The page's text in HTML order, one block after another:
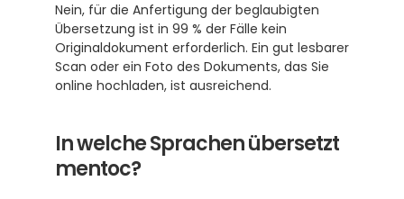
Nein, für die Anfertigung der beglaubigten
Übersetzung ist in 99 % der Fälle kein
Originaldokument erforderlich. Ein gut lesbarer
Scan oder ein Foto des Dokuments, das Sie
online hochladen, ist ausreichend.
In welche Sprachen übersetzt
mentoc?